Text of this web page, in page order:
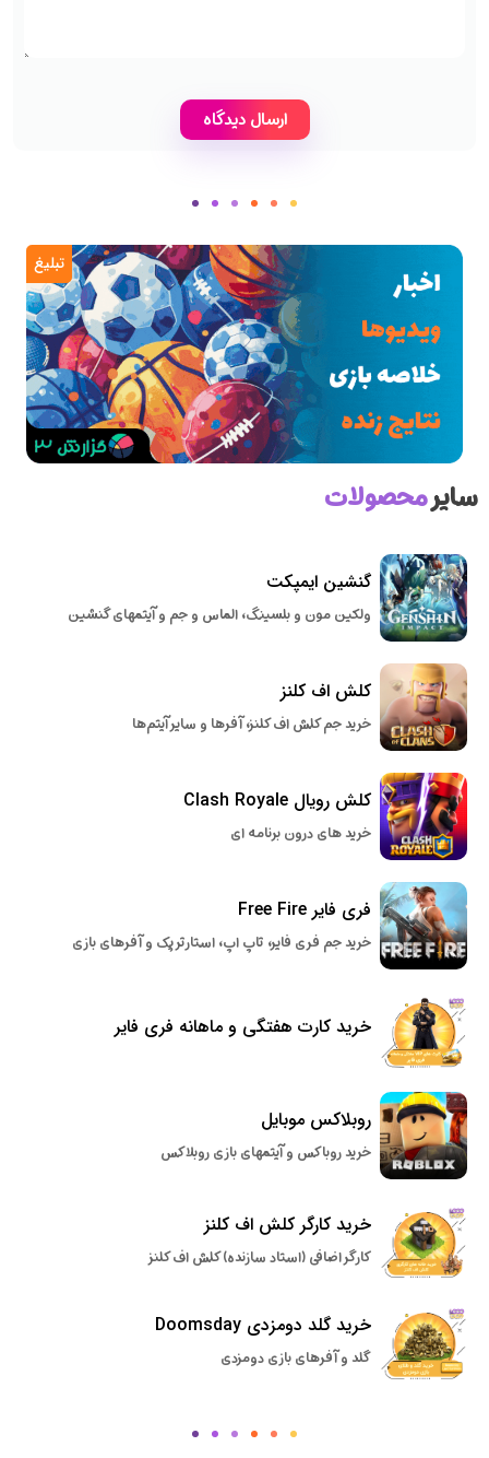
تبلیغ
سایرمحصولات
گنشین ایمپکت
ولکین مون و بلسینگ، الماس و جم و آیتمهای گنشین
کلش اف کلنز
خرید جم کلش اف کلنز، آفرها و سایر آیتم‌ها
کلش رویال Clash Royale
خرید های درون برنامه ای
فری فایر Free Fire
خرید جم فری فایر، تاپ اپ، استارتر پک و آفرهای بازی
خرید کارت هفتگی و ماهانه فری فایر
روبلاکس موبایل
خرید روباکس و آیتمهای بازی روبلاکس
خرید کارگر کلش اف کلنز
کارگر اضافی (استاد سازنده) کلش اف کلنز
خرید گلد دومزدی Doomsday
گلد و آفرهای بازی دومزدی